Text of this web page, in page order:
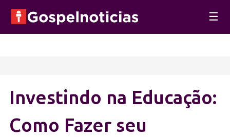
☰
Investindo na Educação:
Como Fazer seu